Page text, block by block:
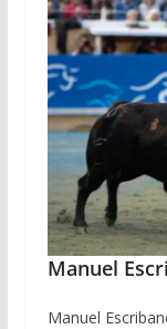
Manuel
Manuel